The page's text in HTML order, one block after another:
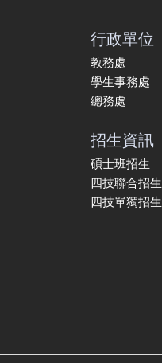
行政單位
教務處
學生事務處
總務處
招生資訊
碩士班招生
四技聯合招生
四技單獨招生